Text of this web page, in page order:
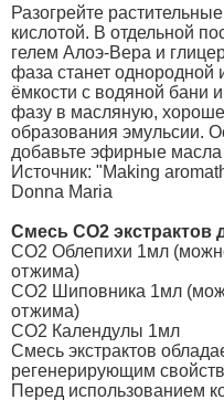
Разогрейте
кислотой. В отдельной
гелем Алоэ-Вера и
фаза станет однородной
ёмкости с водяной бани
фазу в масляную,
образования эмульсии.
добавьте эфирные
Источник: "Making
Donna Maria
Смесь CO2 экстрактов
CO2 Облепихи 1мл
отжима)
CO2 Шиповника 1мл
отжима)
CO2 Календулы 1мл
Смесь экстрактов
регенерирующим
Перед использованием